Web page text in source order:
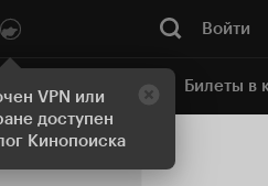
VPN или
доступен
Кинопоиска
Войти
кинотеатр Билеты в